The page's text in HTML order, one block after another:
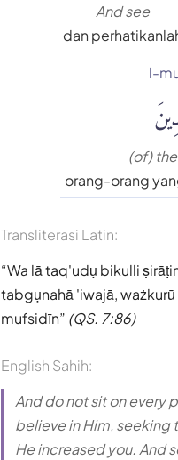
And see
dan
l-
(of)
orang-orang
Transliterasi Latin:
Wa lā taq'udụ bikulli
tabgụnahā 'iwajā,
mufsidīn (QS. 7:86)
English Sahih:
And do not sit on every
believe in Him, seeking
He increased you. And